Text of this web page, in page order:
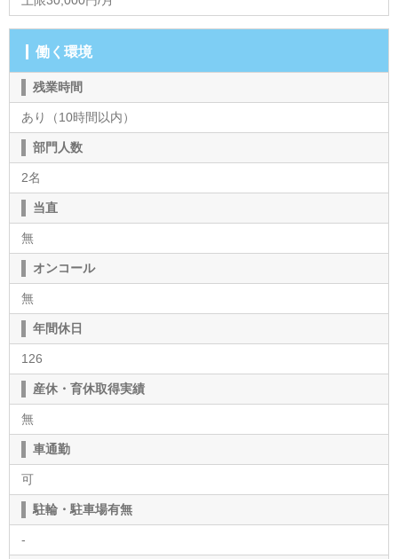
働く環境
残業時間
あり（10時間以内）
部門人数
2名
当直
無
オンコール
無
年間休日
126
産休・育休取得実績
無
車通勤
可
駐輪・駐車場有無
-